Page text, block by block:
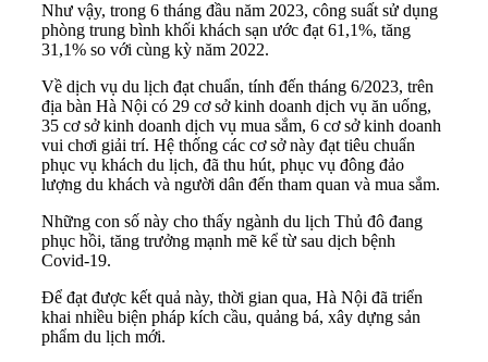
Như vậy, trong 6 tháng đầu năm 2023, công suất sử dụng
phòng trung bình khối khách sạn ước đạt 61,1%, tăng
31,1% so với cùng kỳ năm 2022.
Về dịch vụ du lịch đạt chuẩn, tính đến tháng 6/2023, trên
địa bàn Hà Nội có 29 cơ sở kinh doanh dịch vụ ăn uống,
35 cơ sở kinh doanh dịch vụ mua sắm, 6 cơ sở kinh doanh
vui chơi giải trí. Hệ thống các cơ sở này đạt tiêu chuẩn
phục vụ khách du lịch, đã thu hút, phục vụ đông đảo
lượng du khách và người dân đến tham quan và mua sắm.
Những con số này cho thấy ngành du lịch Thủ đô đang
phục hồi, tăng trưởng mạnh mẽ kể từ sau dịch bệnh
Covid-19.
Để đạt được kết quả này, thời gian qua, Hà Nội đã triển
khai nhiều biện pháp kích cầu, quảng bá, xây dựng sản
phẩm du lịch mới.